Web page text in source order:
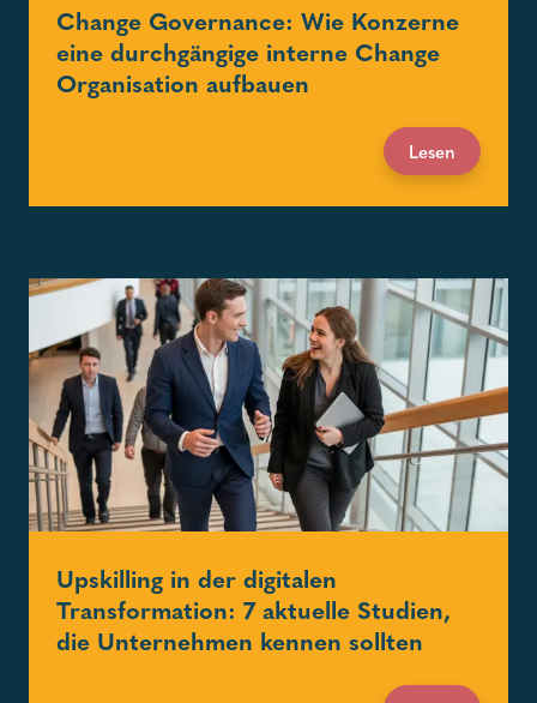
Change Governance: Wie Konzerne
eine durchgängige interne Change
Organisation aufbauen
Lesen
Upskilling in der digitalen
Transformation: 7 aktuelle Studien,
die Unternehmen kennen sollten